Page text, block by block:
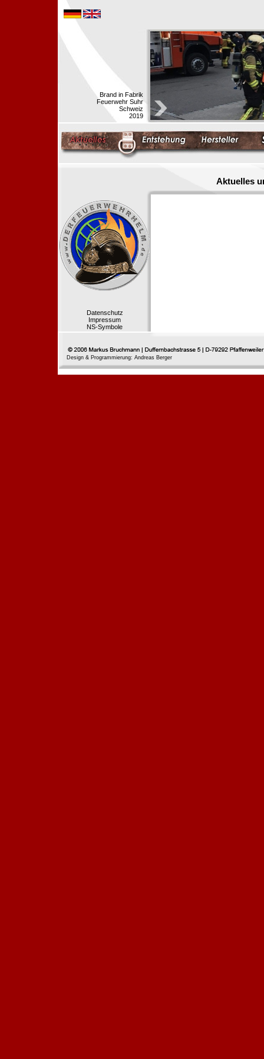
Brand in Fabrik
Feuerwehr Suhr
Schweiz
2019
Aktuelles
Datenschutz
Impressum
NS-Symbole
Design & Programmierung: Andreas Berger